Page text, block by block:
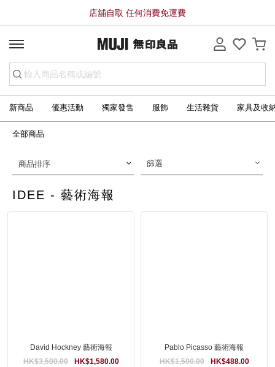
店舖自取 任何消費免運費
新商品 優惠活動 獨家發售 服飾 生活雜貨 家具及收
全部商品
IDEE - 藝術海報
商品排序 篩選
David Hockney 藝術海報
HK$1,580.00
HK$3,500.00
Pablo Picasso 藝術海報
HK$488.00
HK$1,500.00